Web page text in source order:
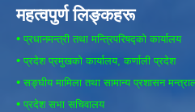
महत्वपुर्ण लिङ्कहरू
• प्रधानमन्त्री तथा मन्त्रिपरिषद्को कार्यालय
• प्रदेश प्रमुखको कार्यालय, कर्णाली प्रदेश
• सङ्घीय मामिला तथा सामान्य प्रशासन
• प्रदेश सभा सचिवालय